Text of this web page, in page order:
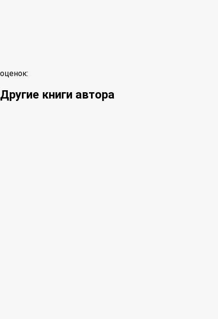
оценок:
Другие книги автора